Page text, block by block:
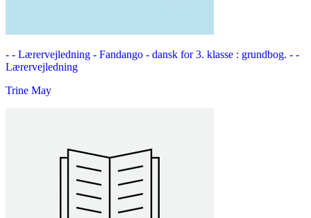
- - Lærervejledning - Fandango - dansk for 3. klasse : grundbog. - -
Lærervejledning
Trine May